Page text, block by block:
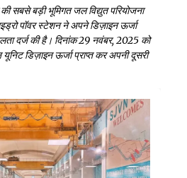
सबसे बड़ी भूमिगत जल विद्युत परियोजना
पॉवर स्टेशन ने अपने डिज़ाइन ऊर्जा
दर्ज की है। दिनांक 29 नवंबर, 2025 को
डिज़ाइन ऊर्जा प्राप्त कर अपनी दूसरी